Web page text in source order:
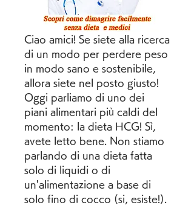
Ciao amici! Se siete alla ricerca
di un modo per perdere peso
in modo sano e sostenibile,
allora siete nel posto giusto!
Oggi parliamo di uno dei
piani alimentari più caldi del
momento: la dieta HCG! Sì,
avete letto bene. Non stiamo
parlando di una dieta fatta
solo di liquidi o di
un'alimentazione a base di
solo fino di cocco (si, esiste!).